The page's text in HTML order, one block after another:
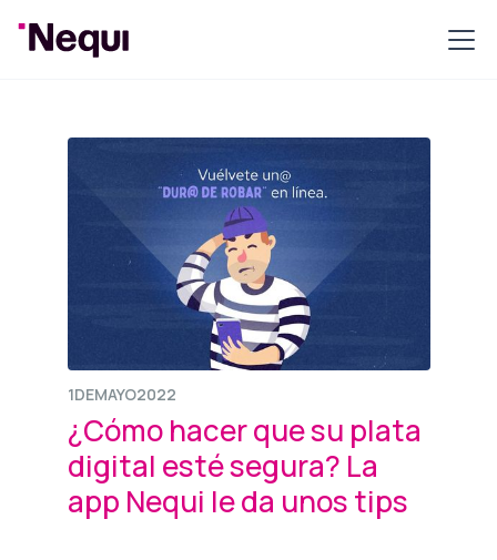
1DEMAYO2022
¿Cómo hacer que su plata
digital esté segura? La
app Nequi le da unos tips